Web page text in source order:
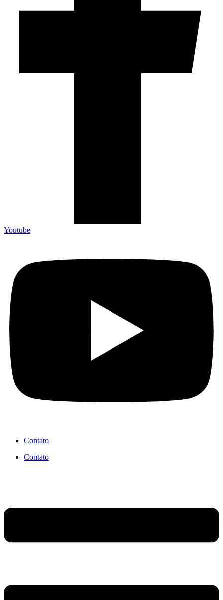
Youtube
Contato
Contato